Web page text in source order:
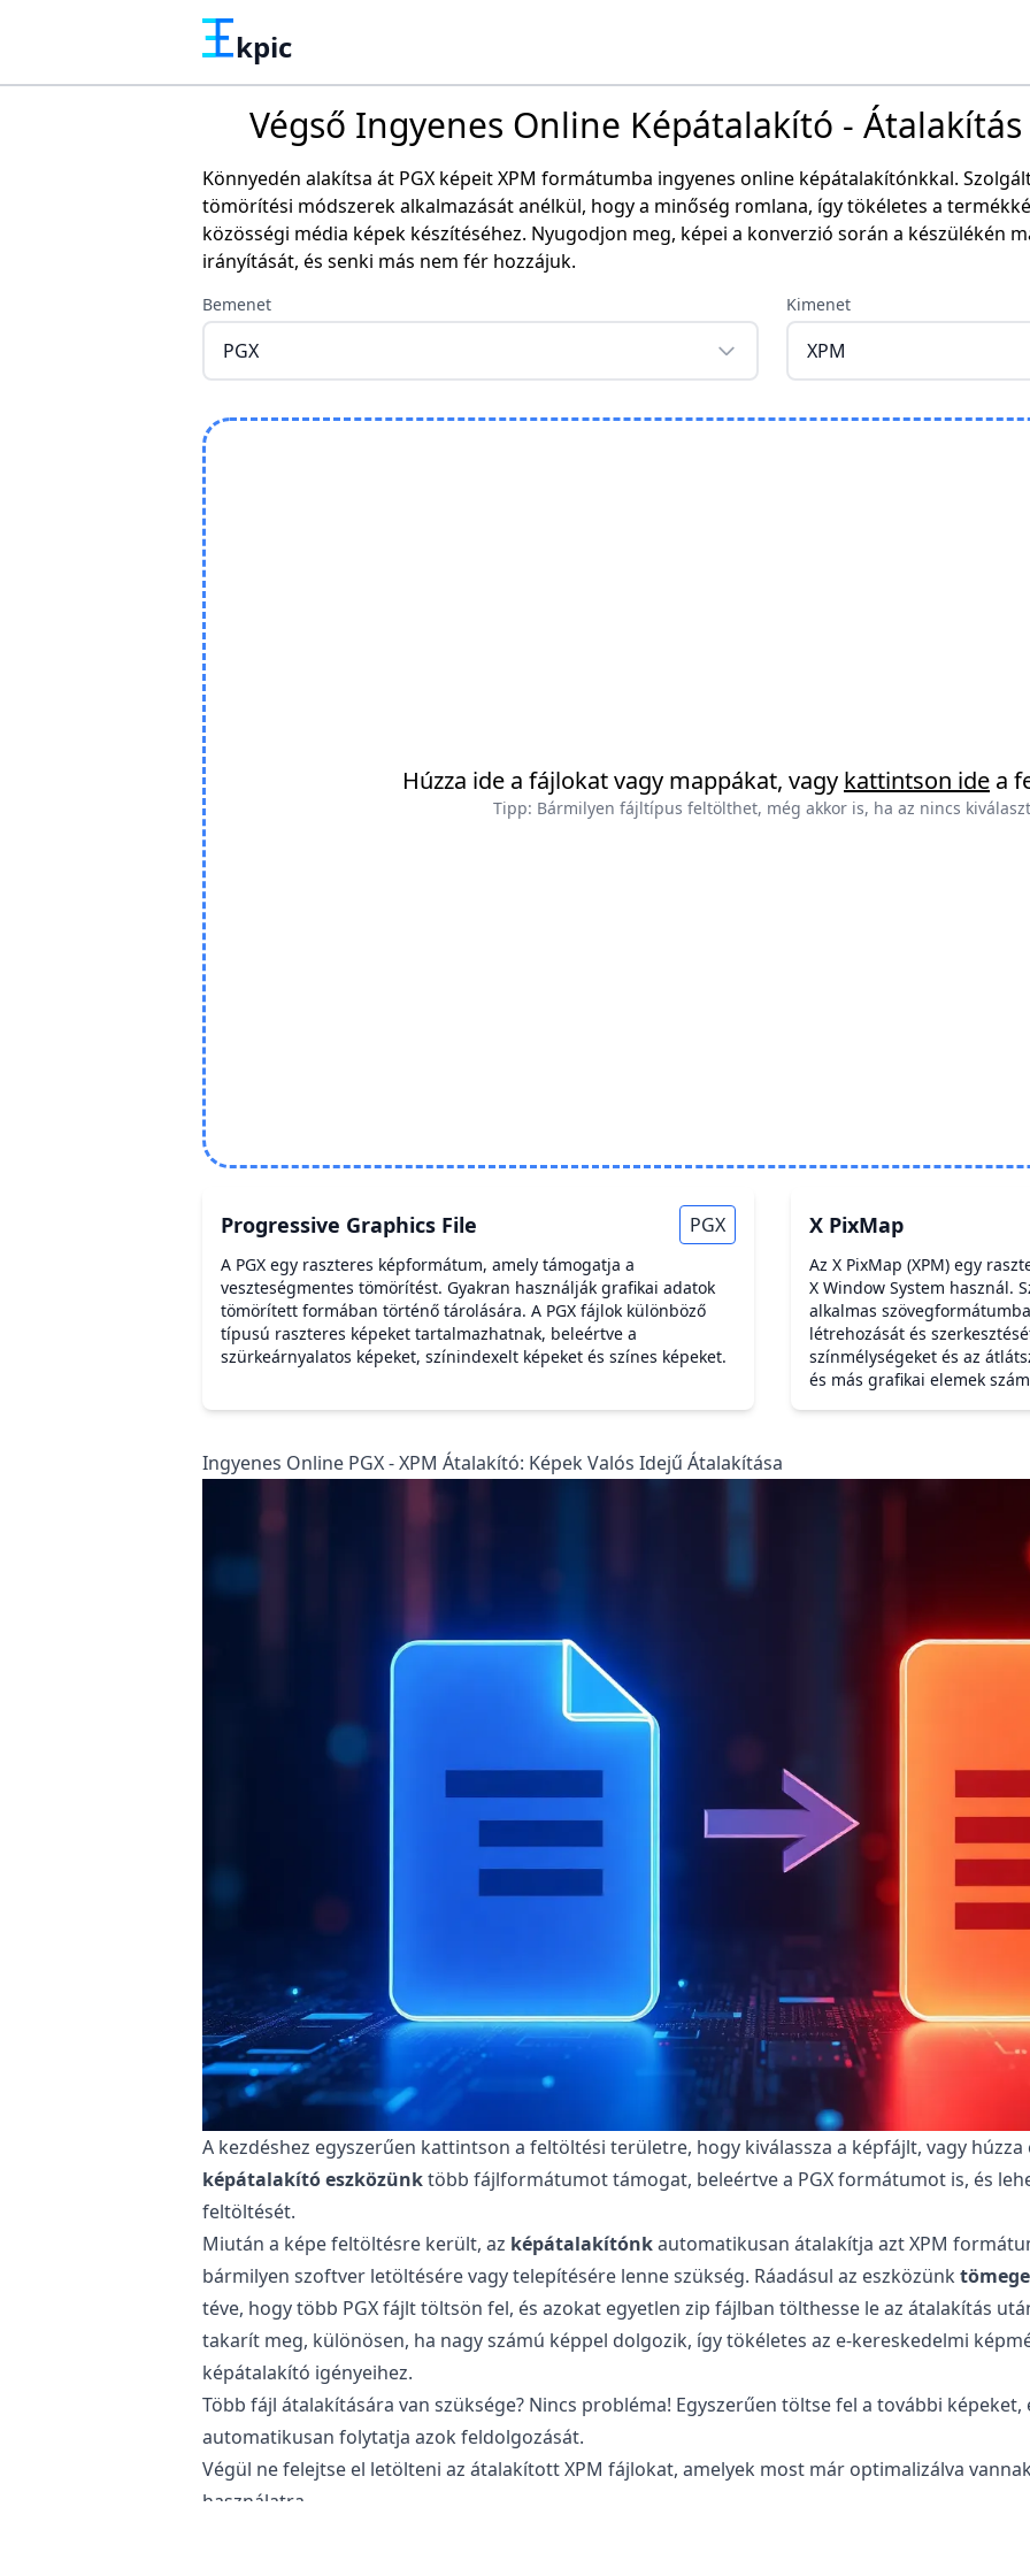
kpic
Végső Ingyenes Online Képátalakító - Átalakítás
Könnyedén alakítsa át PGX képeit XPM formátumba ingyenes online képátalakítónkkal.
tömörítési módszerek alkalmazását anélkül, hogy a minőség romlana, így tökéletes a
közösségi média képek készítéséhez. Nyugodjon meg, képei a konverzió során a készülékén
irányítását, és senki más nem fér hozzájuk.
Bemenet
PGX
Kimenet
XPM
Húzza ide a fájlokat vagy mappákat, vagy kattintson ide a
Tipp: Bármilyen fájltípus feltölthet, még akkor is, ha az nincs
Progressive Graphics File PGX
A PGX egy raszteres képformátum, amely támogatja a
veszteségmentes tömörítést. Gyakran használják grafikai adatok
tömörített formában történő tárolására. A PGX fájlok különböző
típusú raszteres képeket tartalmazhatnak, beleértve a
szürkeárnyalatos képeket, színindexelt képeket és színes képeket.
X PixMap
Az X PixMap (XPM) egy
X Window System használ.
alkalmas
létrehozását és
színmélységeket és az
és más grafikai elemek
Ingyenes Online PGX - XPM Átalakító: Képek Valós Idejű Átalakítása
A kezdéshez egyszerűen kattintson a feltöltési területre, hogy kiválassza a képfájlt, vagy húzza
képátalakító eszközünktöbb fájlformátumot támogat, beleértve a PGX formátumot is, és
feltöltését.
Miután a képe feltöltésre került, az képátalakítónkautomatikusan átalakítja azt XPM
bármilyen szoftver letöltésére vagy telepítésére lenne szükség. Ráadásul az eszközünk
téve, hogy több PGX fájlt töltsön fel, és azokat egyetlen zip fájlban tölthesse le az átalakítás
takarít meg, különösen, ha nagy számú képpel dolgozik, így tökéletes az e-kereskedelmi
képátalakító igényeihez.
Több fájl átalakítására van szüksége? Nincs probléma! Egyszerűen töltse fel a további képeket,
automatikusan folytatja azok feldolgozását.
Végül ne felejtse el letölteni az átalakított XPM fájlokat, amelyek most már optimalizálva
használatra.